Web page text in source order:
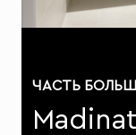
ЧАСТЬ